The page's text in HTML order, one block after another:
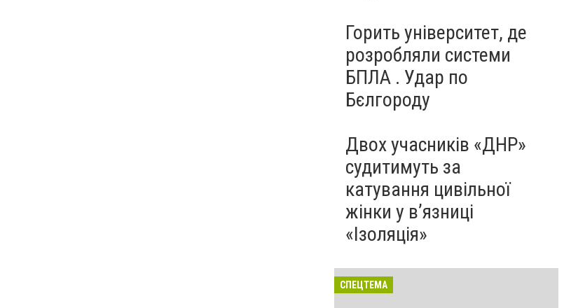
Горить університет, де
розробляли системи
БПЛА . Удар по
Бєлгороду
Двох учасників «ДНР»
судитимуть за
катування цивільної
жінки у в’язниці
«Ізоляція»
СПЕЦТЕМА